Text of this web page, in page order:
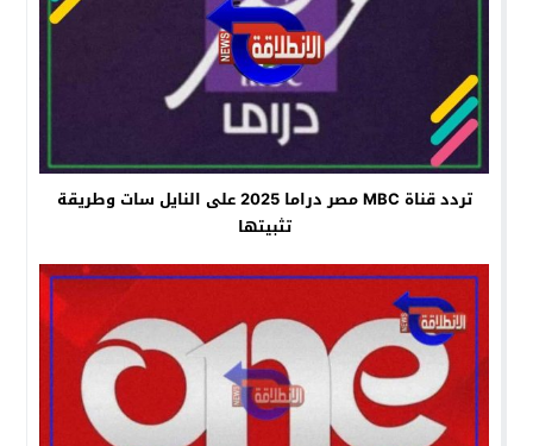
تردد قناة MBC مصر دراما 2025 على النايل سات وطريقة
تثبيتها